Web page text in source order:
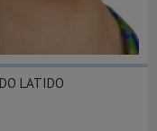
LATIDO